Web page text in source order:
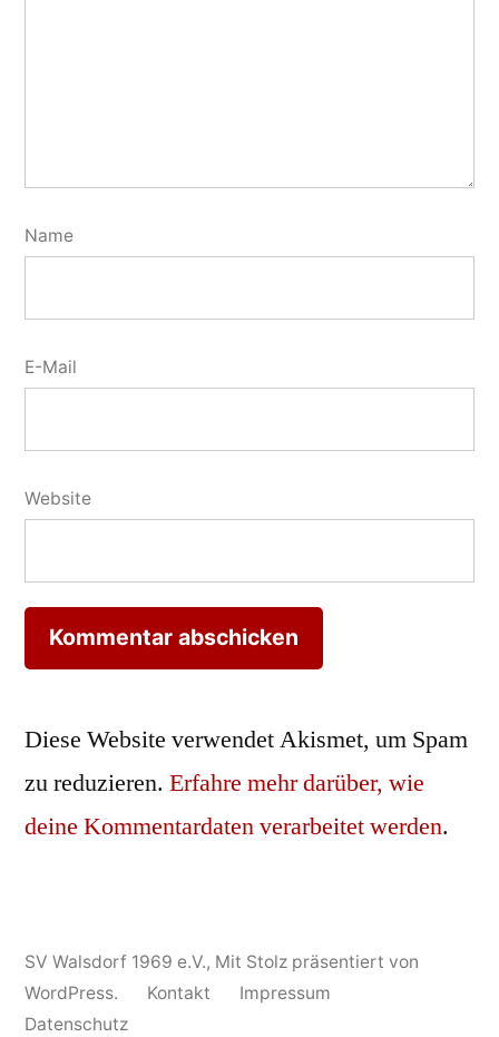
Name
E-Mail
Website
Diese Website verwendet Akismet, um Spam
zu reduzieren. Erfahre mehr darüber, wie
deine Kommentardaten verarbeitet werden.
SV Walsdorf 1969 e.V., Mit Stolz präsentiert von
WordPress.
Kontakt
Impressum
Datenschutz